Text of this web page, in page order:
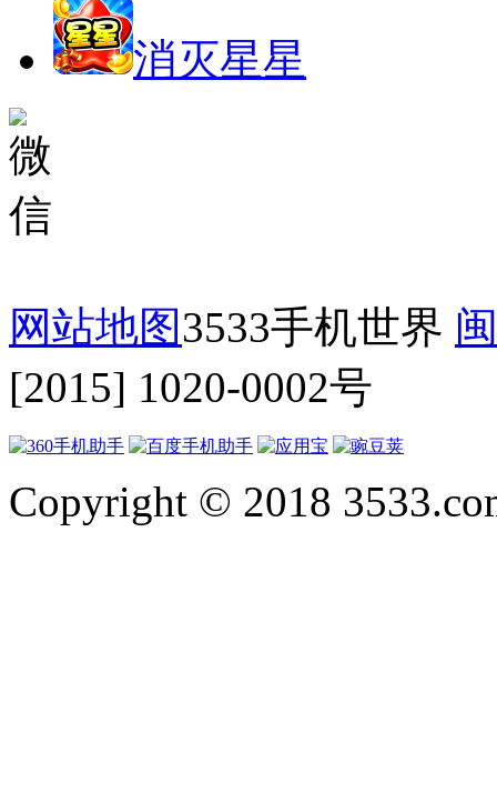
消灭星星
网站地图3533手机世界
[2015] 1020-0002号
Copyright © 2018